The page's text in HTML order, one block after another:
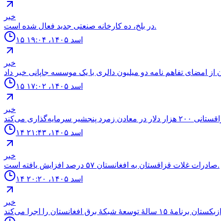
خبر
در بلخ، ده کارخانه صنعتی جدید فعال شده است.
۱۵ اسد ۱۴۰۵، ۱۹:۰۴
خبر
۱۵ اسد ۱۴۰۵، ۱۷:۰۲
خبر
۱۴ اسد ۱۴۰۵، ۲۱:۴۳
خبر
صادرات غلات قزاقستان به افغانستان ۵۷ درصد افزایش یافته است.
۱۴ اسد ۱۴۰۵، ۲۰:۲۰
خبر